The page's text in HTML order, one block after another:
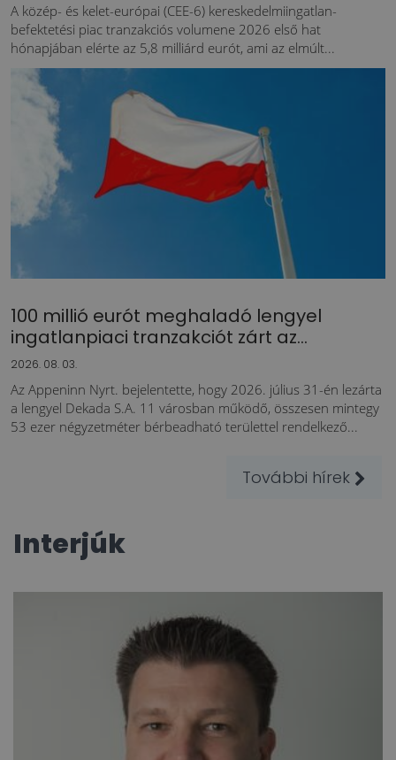
A közép- és kelet-európai (CEE-6) kereskedelmiingatlan-
befektetési piac tranzakciós volumene 2026 első hat
hónapjában elérte az 5,8 milliárd eurót, ami az elmúlt...
100 millió eurót meghaladó lengyel
ingatlanpiaci tranzakciót zárt az...
2026. 08. 03.
Az Appeninn Nyrt. bejelentette, hogy 2026. július 31-én lezárta
a lengyel Dekada S.A. 11 városban működő, összesen mintegy
53 ezer négyzetméter bérbeadható területtel rendelkező...
További hírek
Interjúk